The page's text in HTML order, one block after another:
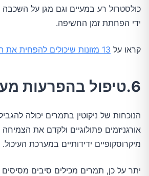
כולסטרול רע במעיים וגם מגן על
ידי הפחתת זמן החשיפה.
קראו על 13 מזונות שיכולים להפחית את הסיכון לסרטן
6.טיפול בהפרעות מעיים
הנוכחות של ניקוטין בתמרים יכולה
אורגניזמים פתולוגיים ולקדם את הצמיחה
מיקרוסקופיים ידידותיים במערכת העיכול.
יתר על כן, תמרים מכילים סיבים